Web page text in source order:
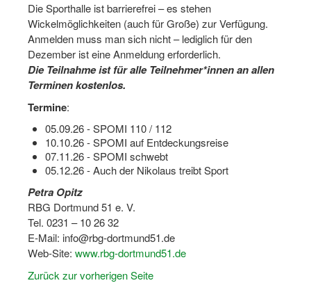
Open Sports Day
Dortmund lernt Schwimmen
Mädchen in Mannschaftssportarten
Bewegungskindergarten
Mini-Sportabzeichen
Sportgutschein 4.0
SportartCheck
Sport im Ganztag
Sport vor Ort
Die Sporthalle ist barrierefrei – es stehen
Wickelmöglichkeiten (auch für Große) zur Verfügung.
Anmelden muss man sich nicht – lediglich für den
Dezember ist eine Anmeldung erforderlich.
Die Teilnahme ist für alle Teilnehmer*innen an allen
Terminen kostenlos.
Termine:
05.09.26 - SPOMI 110 / 112
10.10.26 - SPOMI auf Entdeckungsreise
07.11.26 - SPOMI schwebt
05.12.26 - Auch der Nikolaus treibt Sport
Petra Opitz
RBG Dortmund 51 e. V.
Tel. 0231 – 10 26 32
E-Mail: info@rbg-dortmund51.de
Web-Site: www.rbg-dortmund51.de
Zurück zur vorherigen Seite